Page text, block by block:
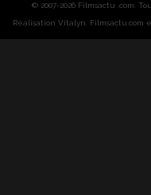
© 2007-2026 Filmsactu .com.
Réalisation Vitalyn . Filmsactu .com